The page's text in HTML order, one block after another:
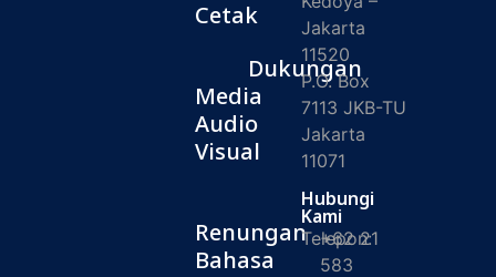
Cetak
Media
Audio
Visual
Renungan
Bahasa
Dukungan
Jakarta
11520
P.O. Box
7113 JKB-TU
Jakarta
11071
Hubungi
Kami
Telepon:
+62 21
583